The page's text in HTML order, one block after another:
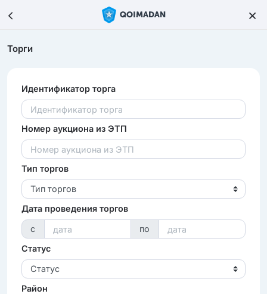
Торги
Идентификатор торга
Номер аукциона из ЭТП
Тип торгов
Тип торгов
Дата проведения торгов
с
по
Статус
Статус
Район